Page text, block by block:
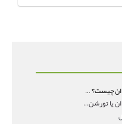
پیچ خوردگی تخمدان چیست؟ علائم اورژانسی، تشخیص و درمان تورشن تخمدان
پیچ خوردگی تخمدان یا تورشن تخمدان زمانی رخ می‌ده